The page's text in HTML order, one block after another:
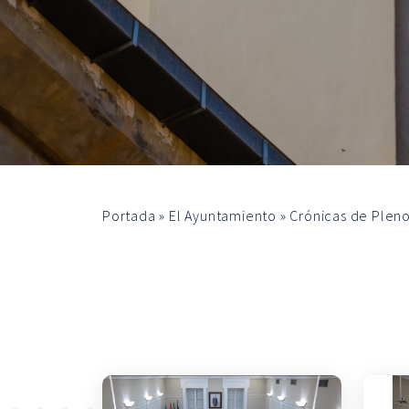
Portada » El Ayuntamiento » Crónicas de